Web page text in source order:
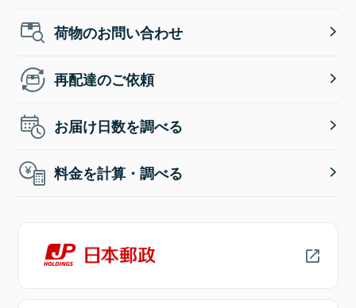
荷物のお問い合わせ
再配達のご依頼
お届け日数を調べる
料金を計算・調べる